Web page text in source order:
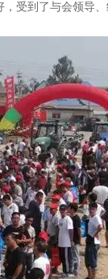
到了与会领导、